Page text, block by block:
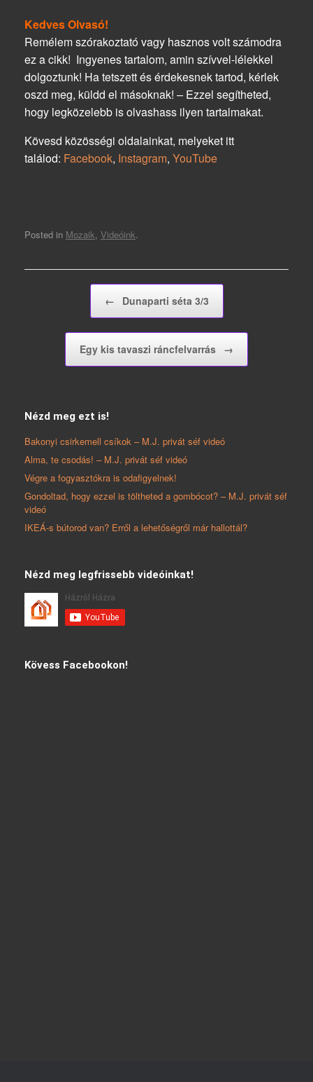
Kedves Olvasó!
Remélem szórakoztató vagy hasznos volt számodra
ez a cikk! Ingyenes tartalom, amin szívvel-lélekkel
dolgoztunk! Ha tetszett és érdekesnek tartod, kérlek
oszd meg, küldd el másoknak! – Ezzel segítheted,
hogy legközelebb is olvashass ilyen tartalmakat.
Kövesd közösségi oldalainkat, melyeket itt
találod: Facebook, Instagram, YouTube
Posted in Mozaik, Videóink.
← Dunaparti séta 3/3
Egy kis tavaszi ráncfelvarrás →
Nézd meg ezt is!
Bakonyi csirkemell csíkok – M.J. privát séf videó
Alma, te csodás! – M.J. privát séf videó
Végre a fogyasztókra is odafigyelnek!
Gondoltad, hogy ezzel is töltheted a gombócot? – M.J. privát séf
videó
IKEÁ-s bútorod van? Erről a lehetőségről már hallottál?
Nézd meg legfrissebb videóinkat!
Kövess Facebookon!